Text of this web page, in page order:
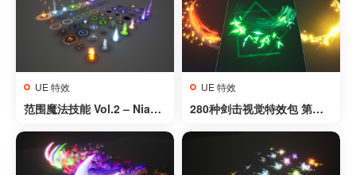
UE 特效
范围魔法技能 Vol.2 – Niaga
ol.2 – Niagara
UE 特效
280种剑击视觉特效包 第二